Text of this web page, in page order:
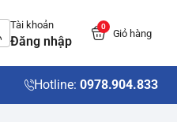
Tài khoản
Đăng nhập
0
Giỏ hàng
Hotline: 0978.904.833